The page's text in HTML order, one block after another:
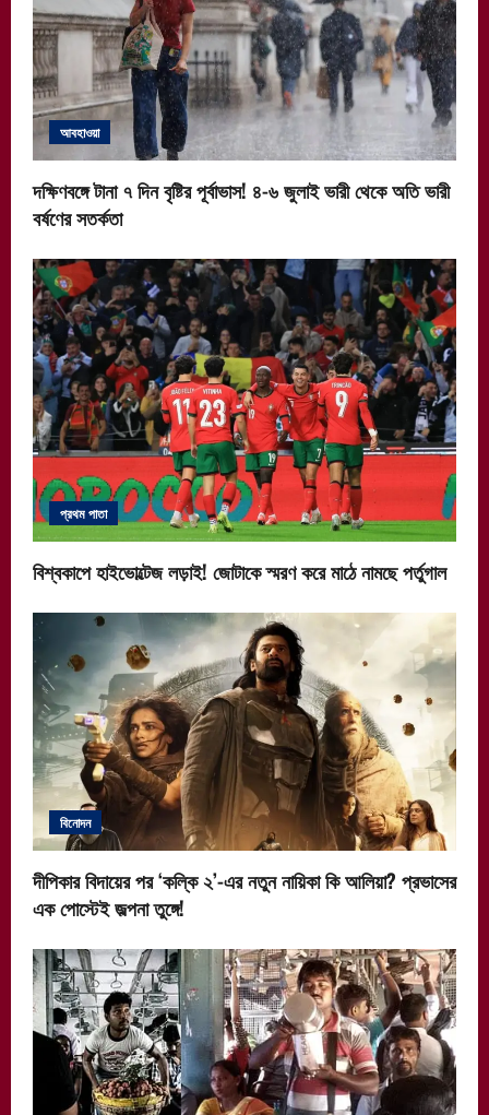
আবহাওয়া
দক্ষিণবঙ্গে টানা ৭ দিন বৃষ্টির পূর্বাভাস! ৪-৬ জুলাই ভারী থেকে অতি ভারী
বর্ষণের সতর্কতা
প্রথম পাতা
বিশ্বকাপে হাইভোল্টেজ লড়াই! জোটাকে স্মরণ করে মাঠে নামছে পর্তুগাল
বিনোদন
দীপিকার বিদায়ের পর ‘কল্কি ২’-এর নতুন নায়িকা কি আলিয়া? প্রভাসের
এক পোস্টেই জল্পনা তুঙ্গে!